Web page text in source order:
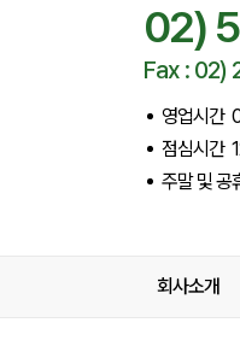
02)
Fax : 02)
영업시간
점심시간
주말 및 공
회사소개